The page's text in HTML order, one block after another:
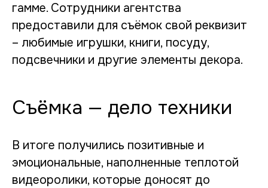
гамме. Сотрудники агентства
предоставили для съёмок свой реквизит
– любимые игрушки, книги, посуду,
подсвечники и другие элементы декора.
Съёмка — дело техники
В итоге получились позитивные и
эмоциональные, наполненные теплотой
видеоролики, которые доносят до